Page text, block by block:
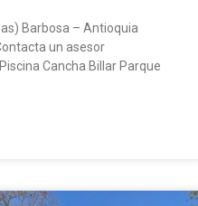
Barbosa – Antioquia
un asesor
Cancha Billar Parque